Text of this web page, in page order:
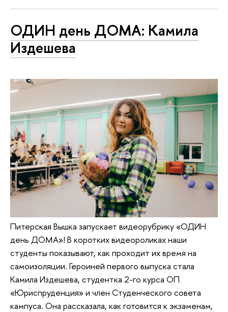
ОДИН день ДОМА: Камила
Издешева
Питерская Вышка запускает видеорубрику «ОДИН
день ДОМА»! В коротких видеороликах наши
студенты показывают, как проходит их время на
самоизоляции. Героиней первого выпуска стала
Камила Издешева, студентка 2-го курса ОП
«Юриспруденция» и член Студенческого совета
кампуса. Она рассказала, как готовится к экзаменам,